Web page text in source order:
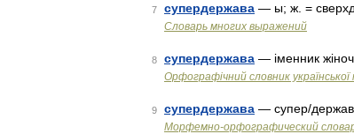
7 супердержава — ы; ж. =
Словарь многих выражений
8 супердержава — іменник
Орфографічний словник української
9 супердержава — супер/
Морфемно-орфографический